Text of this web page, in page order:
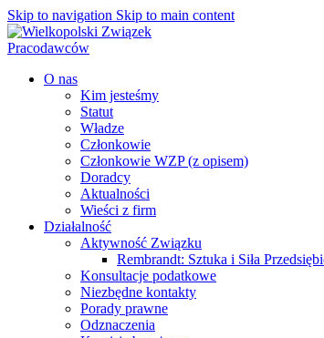
Skip to navigation Skip to main content
O nas
Kim jesteśmy
Statut
Władze
Członkowie
Członkowie WZP (z opisem)
Doradcy
Aktualności
Wieści z firm
Działalność
Aktywność Związku
Rembrandt: Sztuka i Siła
Konsultacje podatkowe
Niezbędne kontakty
Porady prawne
Odznaczenia